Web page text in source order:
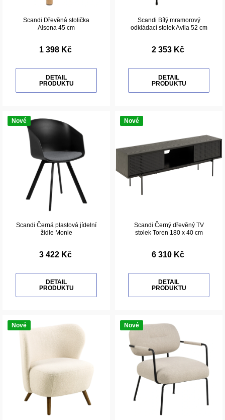
Scandi Dřevěná stolička
Alsona 45 cm
1 398 Kč
DETAIL
PRODUKTU
Scandi Bílý mramorový
odkládací stolek Avila 52 cm
2 353 Kč
DETAIL
PRODUKTU
Nové
Scandi Černá plastová jídelní
židle Monie
3 422 Kč
DETAIL
PRODUKTU
Nové
Scandi Černý dřevěný TV
stolek Toren 180 x 40 cm
6 310 Kč
DETAIL
PRODUKTU
Nové Nové